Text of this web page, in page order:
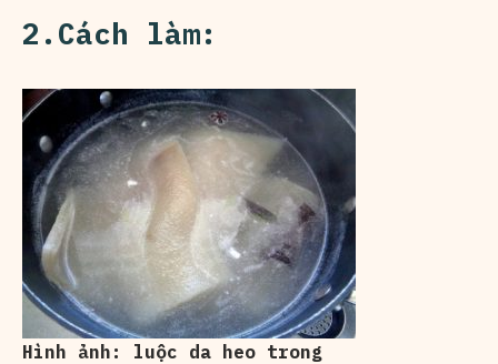
2.Cách làm:
Hình ảnh: luộc da heo trong